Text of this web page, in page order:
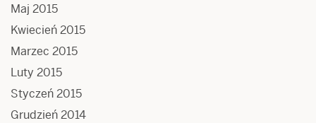
Maj 2015
Kwiecień 2015
Marzec 2015
Luty 2015
Styczeń 2015
Grudzień 2014